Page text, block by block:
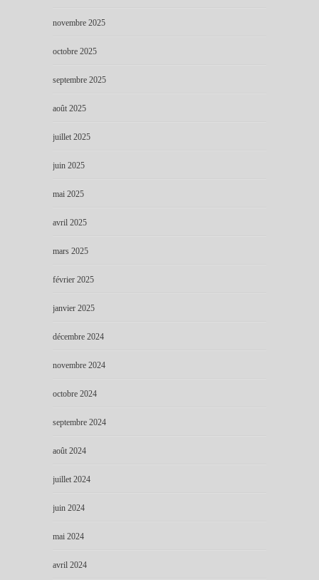
novembre 2025
octobre 2025
septembre 2025
août 2025
juillet 2025
juin 2025
mai 2025
avril 2025
mars 2025
février 2025
janvier 2025
décembre 2024
novembre 2024
octobre 2024
septembre 2024
août 2024
juillet 2024
juin 2024
mai 2024
avril 2024